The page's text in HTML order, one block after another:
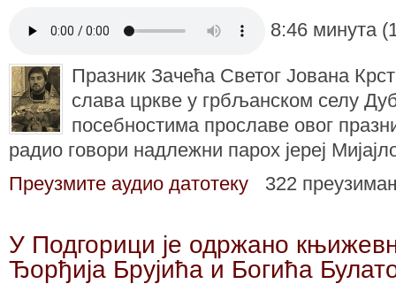
8:46 минута
Празник Зачећа Светог Јована
слава цркве у грбљанском селу
посебностима прославе овог
радио говори надлежни парох јереј
Преузмите аудио датотеку
322
У Подгорици је одржано
Ђорђија Брујића и Богића